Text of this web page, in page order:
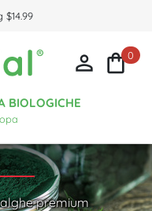
$14.99
BIOLOGICHE
 0
premium